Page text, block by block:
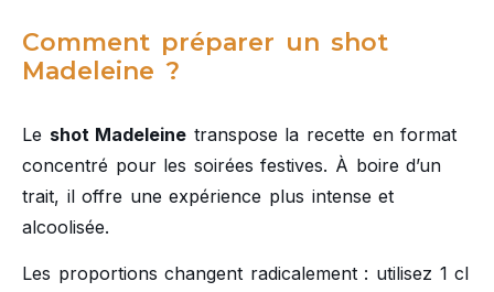
Comment préparer un shot
Madeleine ?
Le shot Madeleine transpose la recette en format
concentré pour les soirées festives. À boire d’un
trait, il offre une expérience plus intense et
alcoolisée.
Les proportions changent radicalement : utilisez 1 cl